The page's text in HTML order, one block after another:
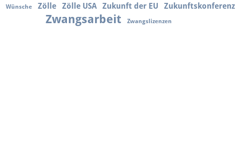
Wünsche Zölle Zölle USA Zukunft der EU Zukunftskonferenz
Zwangsarbeit Zwangslizenzen